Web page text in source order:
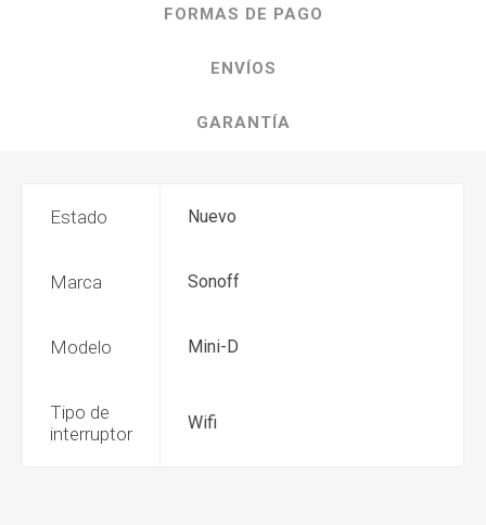
FORMAS DE PAGO
ENVÍOS
GARANTÍA
Estado Nuevo
Marca Sonoff
Modelo Mini-D
Tipo de
interruptor
Wifi